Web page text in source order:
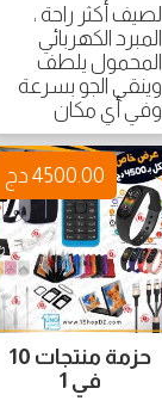
لصيف أكثر راحة ،
المبرد الكهربائي
المحمول يلطف
وينقي الجو بسرعة
وفي أي مكان
حزمة منتجات 10
في 1
4500.00 دج